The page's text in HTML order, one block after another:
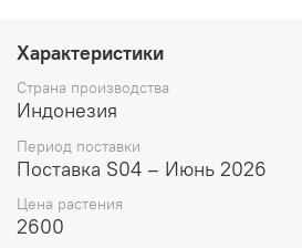
скидки, уточнен способ доставки,
бронирование и т.д.). Затем вам
согласованные счета со ссылками
растений. При этом
Внимание: фото в каталоге
размере, указанном в карточке
Характеристики
Страна производства
Индонезия
Период поставки
Поставка S04 – Июнь 2026
Цена растения
2600